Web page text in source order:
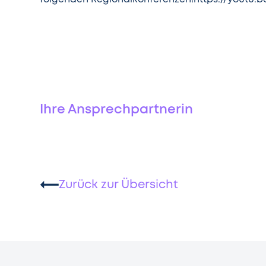
Ihre Ansprechpartnerin
Zurück zur Übersicht